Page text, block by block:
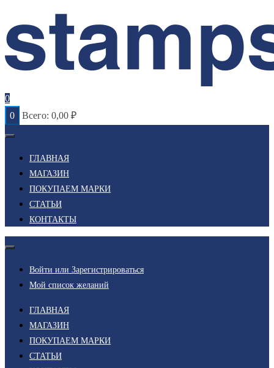
0
0
Всего: 0,00 ₽
ГЛАВНАЯ
МАГАЗИН
ПОКУПАЕМ МАРКИ
СТАТЬИ
КОНТАКТЫ
Войти или Зарегистрироваться
Мой список желаний
ГЛАВНАЯ
МАГАЗИН
ПОКУПАЕМ МАРКИ
СТАТЬИ